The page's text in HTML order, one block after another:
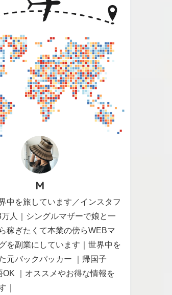
M
中を旅しています／インスタフ
万人｜シングルマザーで娘と一
稼ぎたくて本業の傍らWEBマ
を副業にしています｜世界中を
元バックパッカー ｜帰国子
OK ｜オススメやお得な情報を
｜